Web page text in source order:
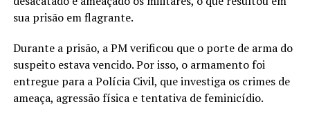
sua prisão em flagrante.
Durante a prisão, a PM verificou que o porte de arma do
suspeito estava vencido. Por isso, o armamento foi
entregue para a Polícia Civil, que investiga os crimes de
ameaça, agressão física e tentativa de feminicídio.